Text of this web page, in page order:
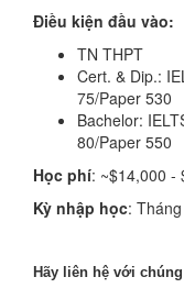
Điều kiện đầu vào:
TN THPT
Cert. & Dip.:
75/Paper 530
Bachelor:
80/Paper 550
Học phí: ~$14,000 -
Kỳ nhập học:
Hãy liên hệ với